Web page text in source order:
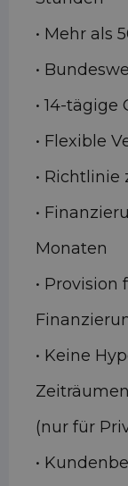
• Mehr als
•
• 14-
• Flexible
•
•
Monaten
•
• Keine
(nur für
•